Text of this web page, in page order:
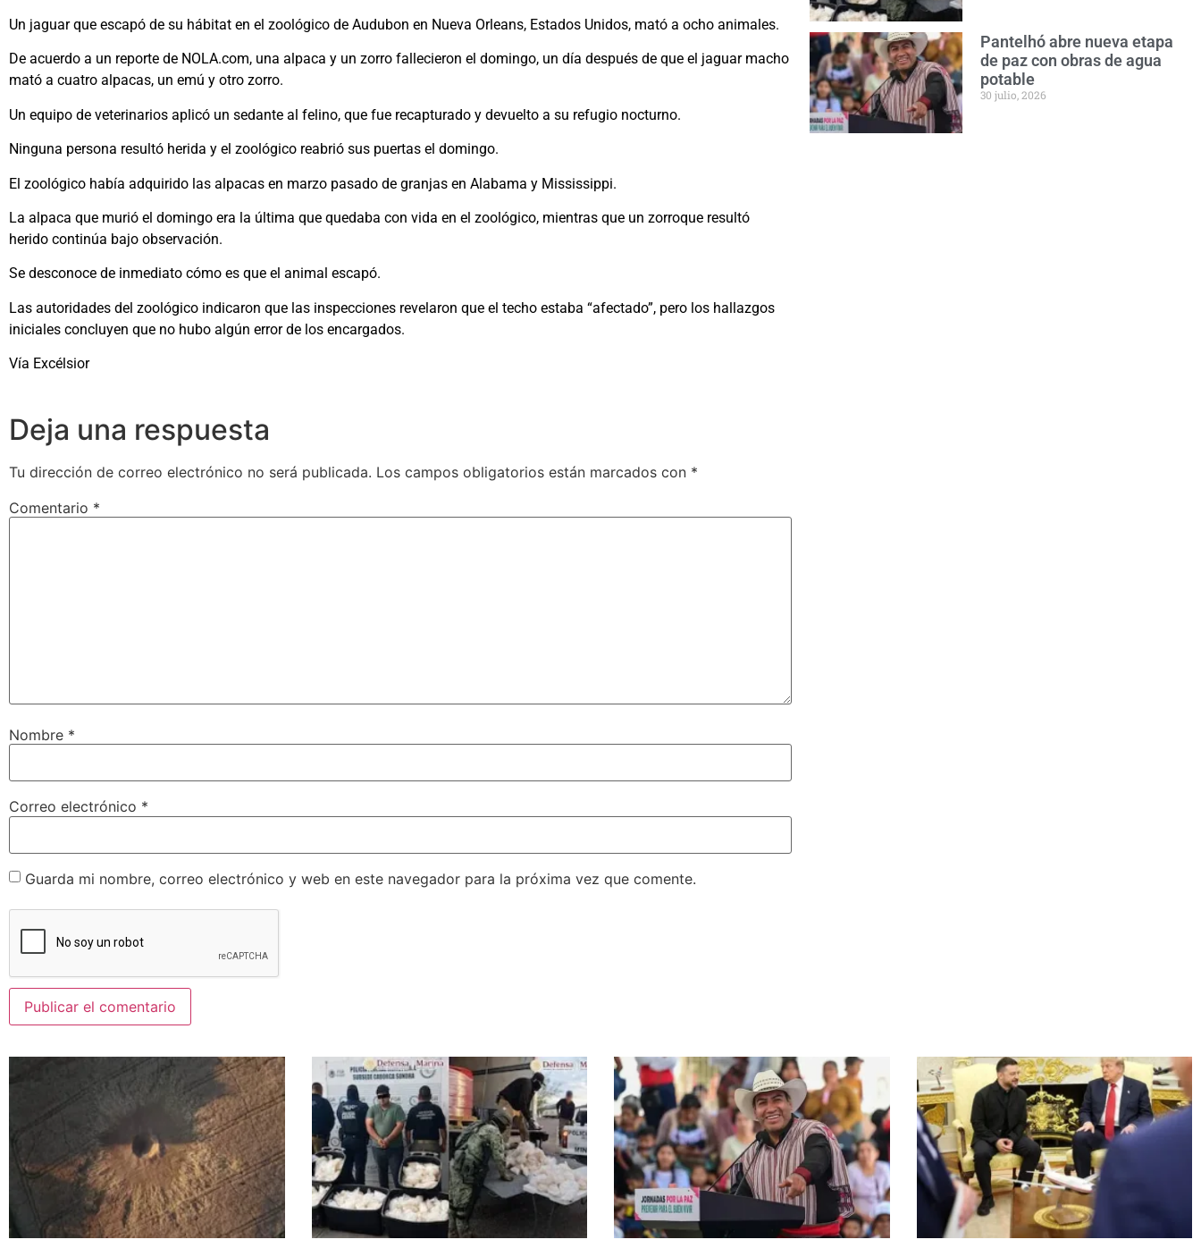
Un jaguar que escapó de su hábitat en el zoológico de Audubon en Nueva Orleans, Estados Unidos, mató a ocho animales.
De acuerdo a un reporte de NOLA.com, una alpaca y un zorro fallecieron el domingo, un día después de que el jaguar macho
mató a cuatro alpacas, un emú y otro zorro.
Un equipo de veterinarios aplicó un sedante al felino, que fue recapturado y devuelto a su refugio nocturno.
Ninguna persona resultó herida y el zoológico reabrió sus puertas el domingo.
El zoológico había adquirido las alpacas en marzo pasado de granjas en Alabama y Mississippi.
La alpaca que murió el domingo era la última que quedaba con vida en el zoológico, mientras que un zorroque resultó
herido continúa bajo observación.
Se desconoce de inmediato cómo es que el animal escapó.
Las autoridades del zoológico indicaron que las inspecciones revelaron que el techo estaba “afectado”, pero los hallazgos
iniciales concluyen que no hubo algún error de los encargados.
Vía Excélsior
Deja una respuesta
Tu dirección de correo electrónico no será publicada. Los campos obligatorios están marcados con *
Comentario *
Nombre *
Correo electrónico *
Guarda mi nombre, correo electrónico y web en este navegador para la próxima vez que comente.
Pantelhó abre nueva etapa
de paz con obras de agua
potable
30 julio, 2026